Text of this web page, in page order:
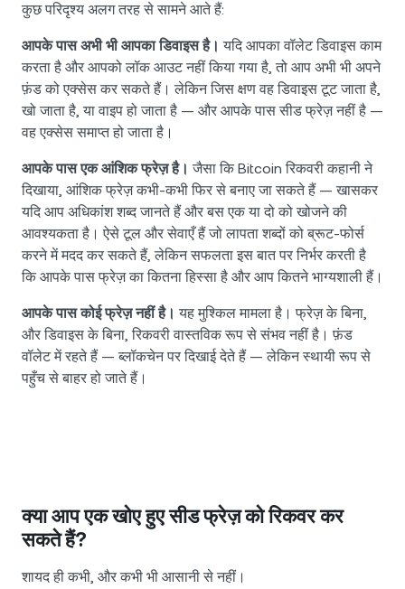
कुछ परिदृश्य अलग तरह से सामने आते हैं:
आपके पास अभी भी आपका डिवाइस है। यदि आपका वॉलेट डिवाइस काम
करता है और आपको लॉक आउट नहीं किया गया है, तो आप अभी भी अपने
फ़ंड को एक्सेस कर सकते हैं। लेकिन जिस क्षण वह डिवाइस टूट जाता है,
खो जाता है, या वाइप हो जाता है — और आपके पास सीड फ्रेज़ नहीं है —
वह एक्सेस समाप्त हो जाता है।
आपके पास एक आंशिक फ्रेज़ है।जैसा कि Bitcoin रिकवरी कहानी ने
दिखाया, आंशिक फ्रेज़ कभी-कभी फिर से बनाए जा सकते हैं — खासकर
यदि आप अधिकांश शब्द जानते हैं और बस एक या दो को खोजने की
आवश्यकता है। ऐसे टूल और सेवाएँ हैं जो लापता शब्दों को ब्रूट-फोर्स
करने में मदद कर सकते हैं, लेकिन सफलता इस बात पर निर्भर करती है
कि आपके पास फ्रेज़ का कितना हिस्सा है और आप कितने भाग्यशाली हैं।
आपके पास कोई फ्रेज़ नहीं है।यह मुश्किल मामला है। फ्रेज़ के बिना,
और डिवाइस के बिना, रिकवरी वास्तविक रूप से संभव नहीं है। फ़ंड
वॉलेट में रहते हैं — ब्लॉकचेन पर दिखाई देते हैं — लेकिन स्थायी रूप से
पहुँच से बाहर हो जाते हैं।
क्या आप एक खोए हुए सीड फ्रेज़ को रिकवर कर
सकते हैं?
शायद ही कभी, और कभी भी आसानी से नहीं।